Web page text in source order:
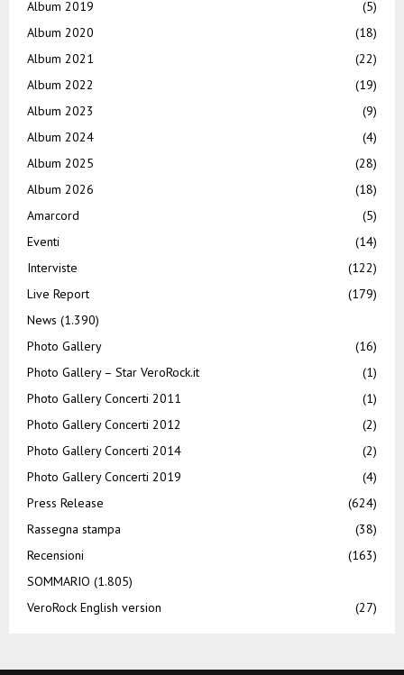
Album 2019
(5)
Album 2020
(18)
Album 2021
(22)
Album 2022
(19)
Album 2023
(9)
Album 2024
(4)
Album 2025
(28)
Album 2026
(18)
Amarcord
(5)
Eventi
(14)
Interviste
(122)
Live Report
(179)
News (1.390)
Photo Gallery
(16)
Photo Gallery – Star VeroRock.it
(1)
Photo Gallery Concerti 2011
(1)
Photo Gallery Concerti 2012
(2)
Photo Gallery Concerti 2014
(2)
Photo Gallery Concerti 2019
(4)
Press Release
(624)
Rassegna stampa
(38)
Recensioni
(163)
SOMMARIO (1.805)
VeroRock English version
(27)